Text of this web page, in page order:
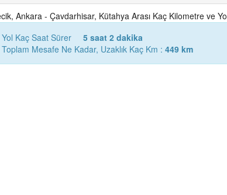
Ankara - Çavdarhisar, Kütahya Arası Kaç Kilometre ve
Kaç Saat Sürer
5 saat 2 dakika
Mesafe Ne Kadar, Uzaklık Kaç Km : 449 km